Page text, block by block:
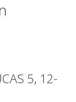
5, 12-